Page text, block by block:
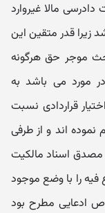
خسارت دادرسی مالا غیروارد
زیرا قدر متقین این
موضوع بحث موجر حق هرگونه
مورد می باشد به
قراردادی نسبت
اند و از طرفی
اسناد مالکیت
را با وضع موجود
ادعایی مطرح بود